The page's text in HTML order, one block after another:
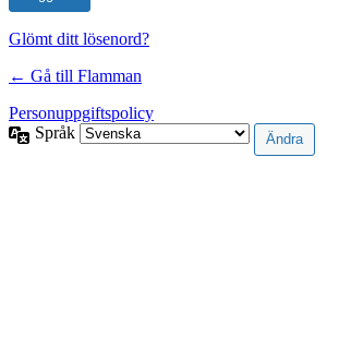
Glömt ditt lösenord?
← Gå till Flamman
Personuppgiftspolicy
Språk